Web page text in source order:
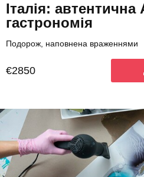
Італія: автентична
гастрономія
Подорож, наповнена враженнями
€2850